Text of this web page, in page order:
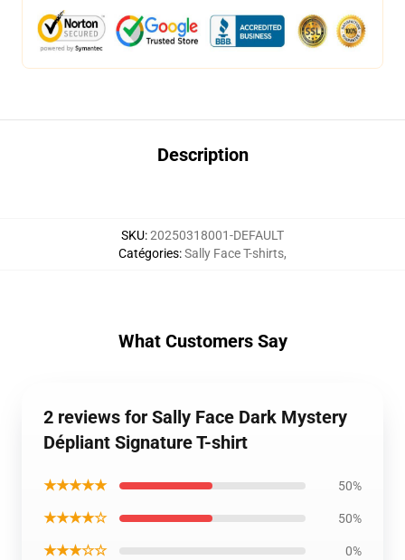
Description
SKU:20250318001-DEFAULT
Catégories:Sally Face T-shirts,
What Customers Say
2 reviews for Sally Face Dark Mystery
Dépliant Signature T-shirt
★★★★★ 50%
★★★★☆ 50%
★★★☆☆ 0%